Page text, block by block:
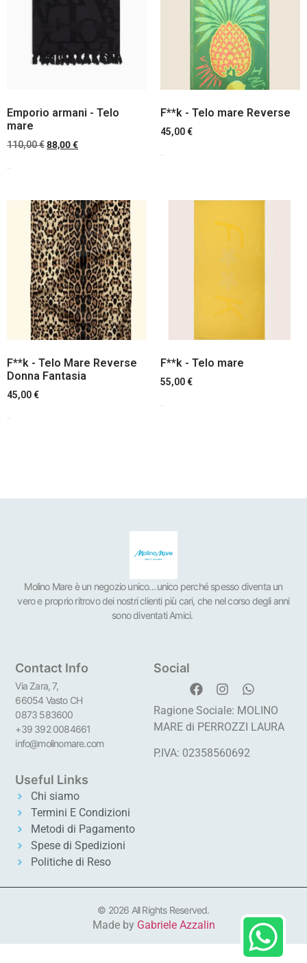
Emporio armani - Telo
mare
110,00€88,00€
F**k - Telo mare Reverse
45,00€
F**k - Telo Mare Reverse
Donna Fantasia
45,00€
F**k - Telo mare
55,00€
Molino Mare è un negozio unico…unico perché spesso diventa un
vero e proprio ritrovo dei nostri clienti più cari, che nel corso degli anni
sono diventati Amici.
Contact Info
Via Zara, 7,
66054 Vasto CH
0873 583600
+39 392 0084661
info@molinomare.com
Social
Ragione Sociale: MOLINO
MARE di PERROZZI LAURA
P.IVA: 02358560692
Useful Links
Chi siamo
Termini E Condizioni
Metodi di Pagamento
Spese di Spedizioni
Politiche di Reso
© 2026 All Rights Reserved.
Made by Gabriele Azzalin